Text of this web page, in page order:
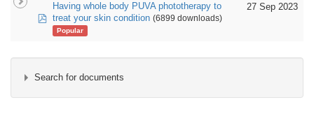
pdf
Having whole body PUVA phototherapy to
treat your skin condition (6899 downloads)
Popular
27 Sep 2023
Search for documents